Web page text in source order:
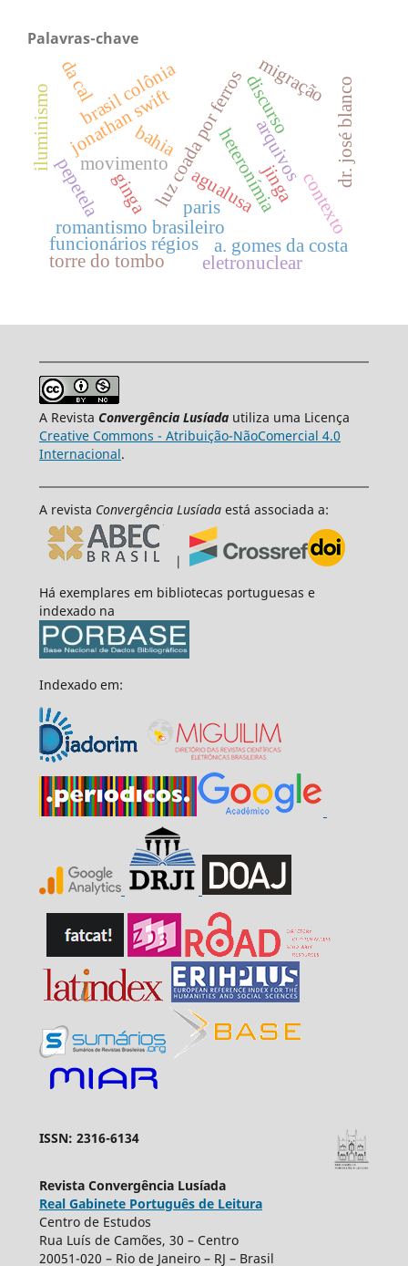
Palavras-chave
romantismo brasileiro
jinga
movimento heteronímia
luz coada por ferros
agualusa
pepetelaginga
arquivos
jonathan swift
bahia
funcionários régios
brasil colônia discurso
migração dr. josé blanco
a. gomes da costa
da cal
torre do tombo
paris
iluminismo
eletronuclear
contexto
A Revista Convergência Lusíadautiliza uma Licença
Creative Commons - Atribuição-NãoComercial 4.0
Internacional.
A revista Convergência Lusíadaestá associada a:
|
Há exemplares em bibliotecas portuguesas e
indexado na
Indexado em:
ISSN: 2316-6134
Revista Convergência Lusíada
Real Gabinete Português de Leitura
Centro de Estudos
Rua Luís de Camões, 30 – Centro
20051-020 – Rio de Janeiro – RJ – Brasil